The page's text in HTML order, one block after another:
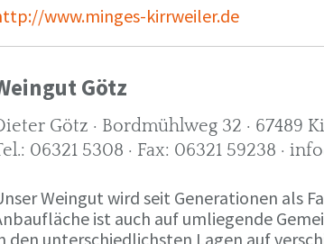
www.minges-kirrweiler.de
Götz
Götz · Bordmühlweg 32 · 67489
06321 5308 · Fax: 06321 59238 ·
Weingut wird seit Generationen als
ist auch auf umliegende
den unterschiedlichsten Lagen auf